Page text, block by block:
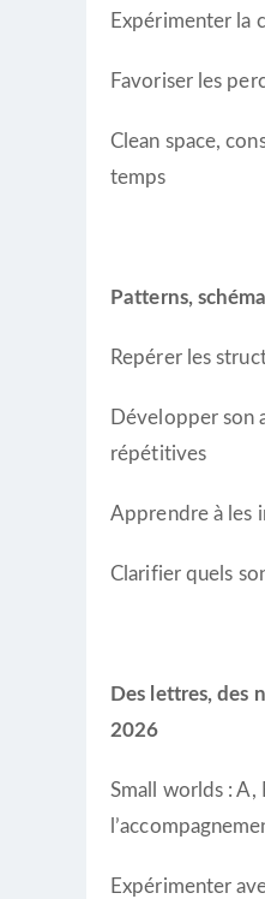
Expérimenter la
Favoriser les
Clean space,
temps
Patterns,
Repérer les
Développer son
répétitives
Apprendre à les
Clarifier quels
Des lettres, des
2026
Small worlds : A,
Expérimenter